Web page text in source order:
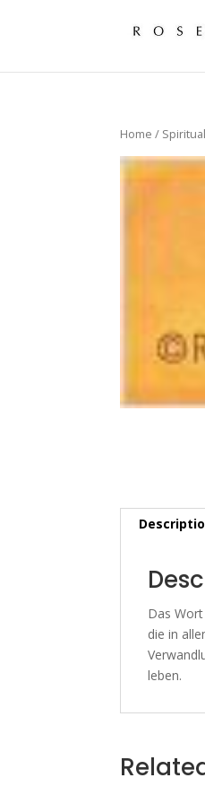
Home /
Das
die in
leben.